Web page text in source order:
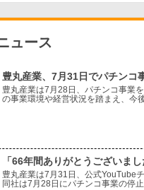
ュース
豊丸産業、7月31日でパチン
豊丸産業は7月28日、パチンコ事業
の事業環境や経営状況を踏まえ、今
ている。取引先に対しては、事業
「66年間ありがとうございま
豊丸産業は7月31日、公式YouTube
同社は7月28日にパチンコ事業の停